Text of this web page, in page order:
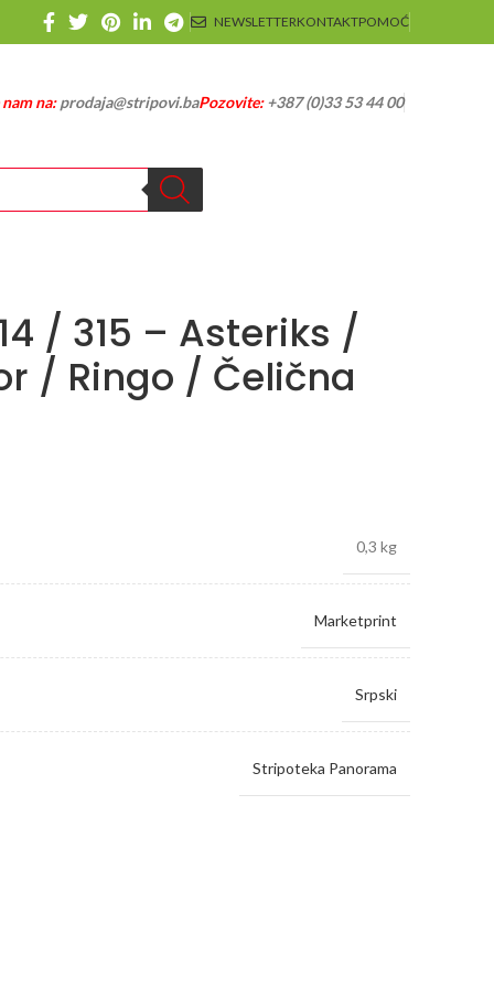
NEWSLETTERKONTAKTPOMOĆ
na:prodaja@stripovi.baPozovite:+387 (0)33 53 44 00
/ 315 – Asteriks /
/ Ringo / Čelična
0,3 kg
Marketprint
Srpski
Stripoteka Panorama